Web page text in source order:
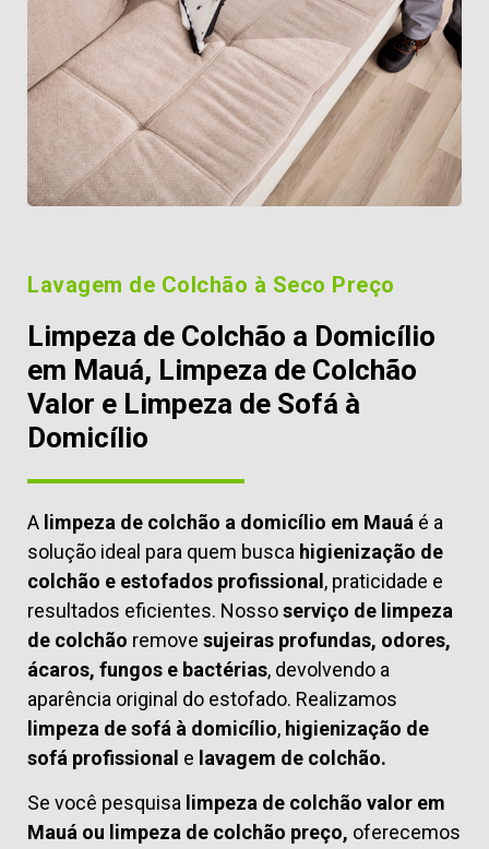
Lavagem de Colchão à Seco Preço
Limpeza de Colchão a Domicílio
em Mauá, Limpeza de Colchão
Valor e Limpeza de Sofá à
Domicílio
A limpeza de colchão a domicílio em Mauá é a
solução ideal para quem busca higienização de
colchão e estofados profissional, praticidade e
resultados eficientes. Nossoserviço de limpeza
de colchão remove sujeiras profundas, odores,
ácaros, fungos e bactérias, devolvendo a
aparência original do estofado. Realizamos
limpeza de sofá à domicílio, higienização de
sofá profissional e lavagem de colchão.
Se você pesquisa limpeza de colchão valor em
Mauá ou limpeza de colchão preço, oferecemos